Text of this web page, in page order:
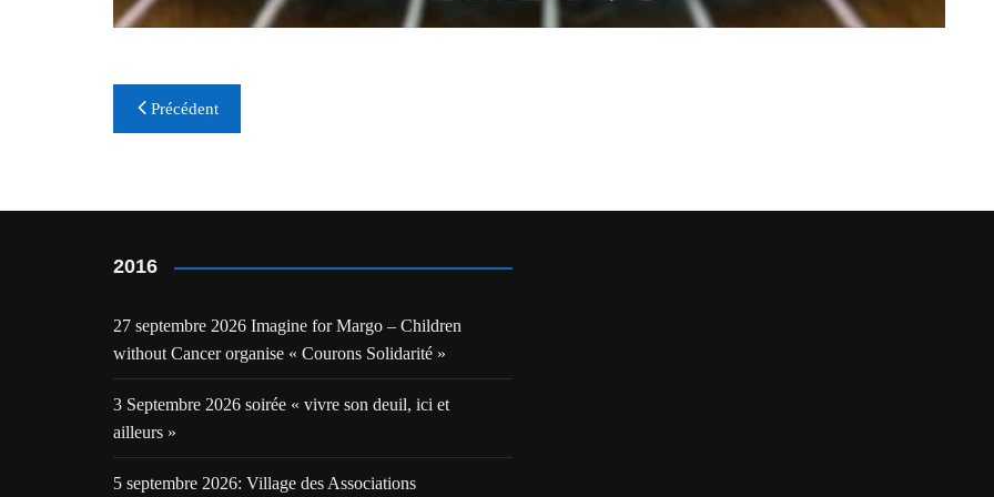
Navigation
de
Précédent
2016
27 septembre 2026 Imagine for Margo – Children
without Cancer organise « Courons Solidarité »
3 Septembre 2026 soirée « vivre son deuil, ici et
ailleurs »
5 septembre 2026: Village des Associations